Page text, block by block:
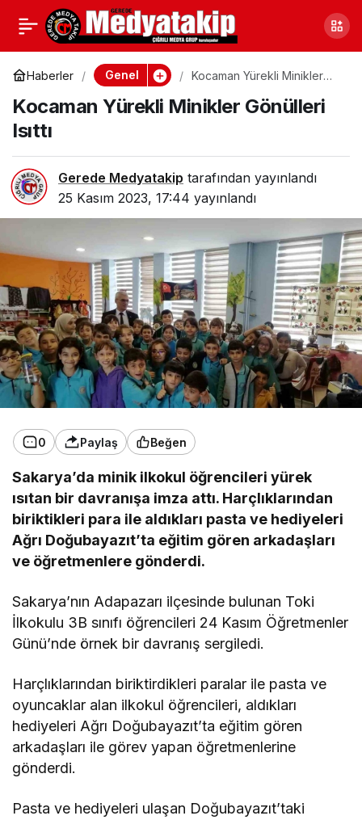
Haberler Genel
Kocaman Yürekli Minikler
Kocaman Yürekli Minikler Gönülleri
Isıttı
Gerede Medyatakip tarafından yayınlandı
25 Kasım 2023, 17:44 yayınlandı
0 Paylaş Beğen
Sakarya’da minik ilkokul öğrencileri yürek
ısıtan bir davranışa imza attı. Harçlıklarından
biriktikleri para ile aldıkları pasta ve hediyeleri
Ağrı Doğubayazıt’ta eğitim gören arkadaşları
ve öğretmenlere gönderdi.
Sakarya’nın Adapazarı ilçesinde bulunan Toki
İlkokulu 3B sınıfı öğrencileri 24 Kasım Öğretmenler
Günü’nde örnek bir davranış sergiledi.
Harçlıklarından biriktirdikleri paralar ile pasta ve
oyuncaklar alan ilkokul öğrencileri, aldıkları
hediyeleri Ağrı Doğubayazıt’ta eğitim gören
arkadaşları ile görev yapan öğretmenlerine
gönderdi.
Pasta ve hediyeleri ulaşan Doğubayazıt’taki
Sakarya’da Ölen Genç
Son Yolculuğuna
Uğurlandı
Paylaş